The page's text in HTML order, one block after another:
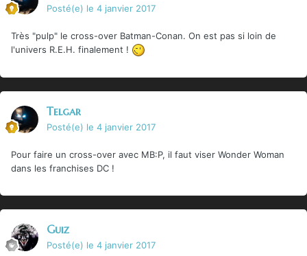
Posté(e) le 4 janvier 2017
Très "pulp" le cross-over Batman-Conan. On est pas si loin de
l'univers R.E.H. finalement !
Telgar
Posté(e) le 4 janvier 2017
Pour faire un cross-over avec MB:P, il faut viser Wonder Woman
dans les franchises DC !
Guiz
Posté(e) le 4 janvier 2017